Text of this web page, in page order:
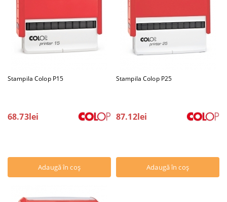
Stampila Colop P15
68.73lei
Stampila Colop P25
87.12lei